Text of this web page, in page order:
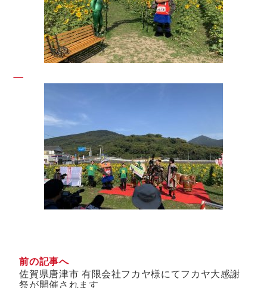
前の記事へ
佐賀県唐津市 有限会社フカヤ様にてフカヤ大感謝
祭が開催されます